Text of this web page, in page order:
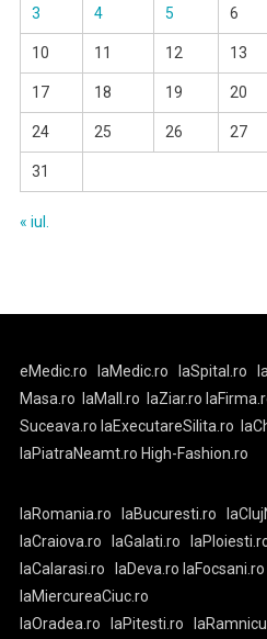
3 4 5 6
10 11 12 13
17 18 19 20
24 25 26 27
31
« iul.
eMedic.ro laMedic.ro laSpital.ro
Masa.ro
laMall.ro laZiar.ro
Suceava.ro laExecutareSilita.ro
laPiatraNeamt.ro High-Fashion.ro
laRomania.ro laBucuresti.ro
laCraiova.ro
laGalati.ro
laCalarasi.ro
laDeva.ro laFocsani.ro
laMiercureaCiuc.ro
laOradea.ro
laPitesti.ro